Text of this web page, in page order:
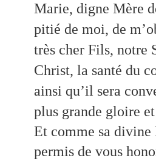
Marie, digne Mère
pitié de moi, de
très cher Fils, notre
Christ, la santé du
ainsi qu’il sera
plus grande gloire
Et comme sa divine
permis de vous